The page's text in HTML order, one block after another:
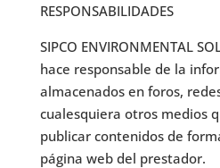
RESPONSABILIDADES
SIPCO ENVIRONMENTAL
hace responsable de la
almacenados en foros,
cualesquiera otros medios
publicar contenidos de
página web del prestador.